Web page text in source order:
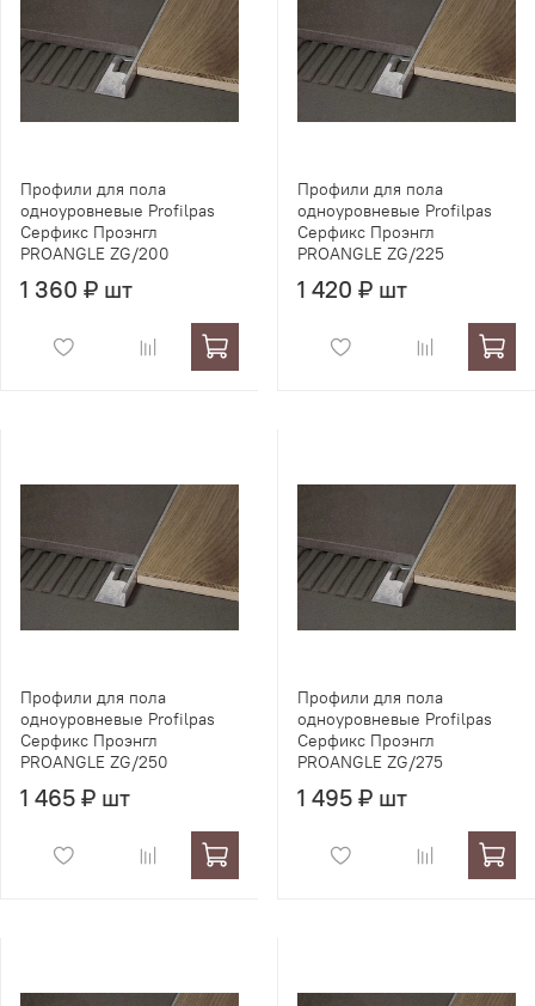
Профили для пола
одноуровневые Profilpas
Серфикс Проэнгл
PROANGLE ZG/200
1 360 ₽ шт
Профили для пола
одноуровневые Profilpas
Серфикс Проэнгл
PROANGLE ZG/225
1 420 ₽ шт
Профили для пола
одноуровневые Profilpas
Серфикс Проэнгл
PROANGLE ZG/250
1 465 ₽ шт
Профили для пола
одноуровневые Profilpas
Серфикс Проэнгл
PROANGLE ZG/275
1 495 ₽ шт